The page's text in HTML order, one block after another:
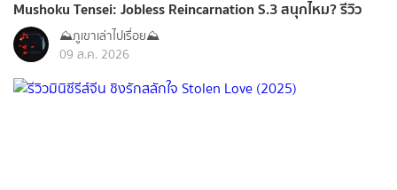
Mushoku Tensei: Jobless Reincarnation S.3 สนุกไหม? รีวิว
⛰️ภูเขาเล่าไปเรื่อย⛰️
09 ส.ค. 2026